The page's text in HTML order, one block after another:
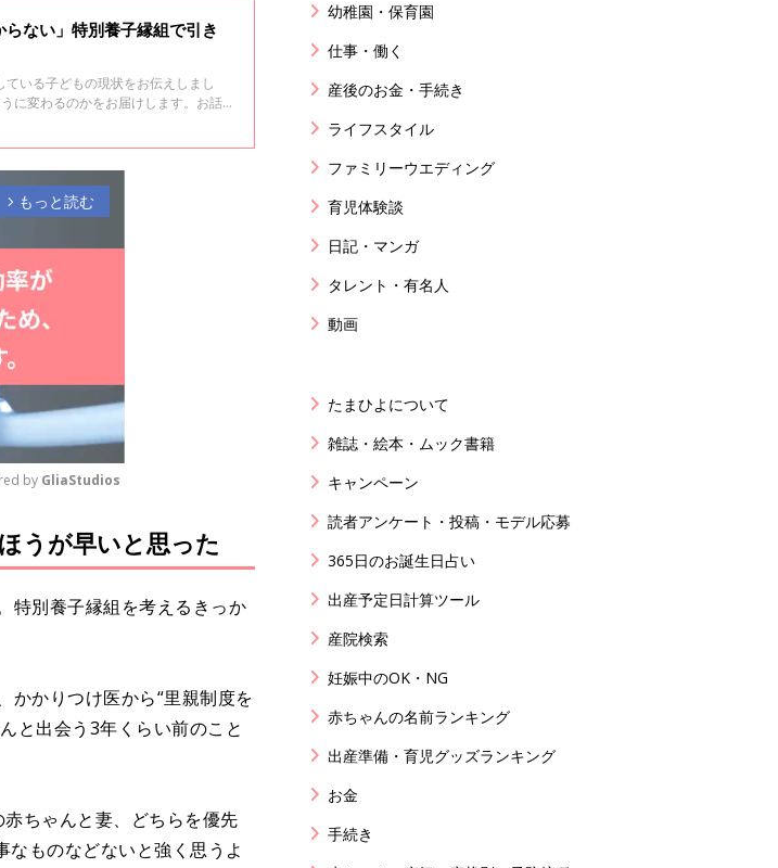
らない」特別養子縁組で引き
いる子どもの現状をお伝えしまし
に変わるのかをお届けします。お話
arrow_forward_ios もっと読む
M
u
t
by GliaStudios
うが早いと思った
特別養子縁組を考えるきっか
かかりつけ医から“里親制度を
と出会う3年くらい前のこと
ちゃんと妻、どちらを優先
ものなどないと強く思うよ
幼稚園・保育園
仕事・働く
産後のお金・手続き
ライフスタイル
ファミリーウエディング
育児体験談
日記・マンガ
タレント・有名人
動画
たまひよについて
雑誌・絵本・ムック書籍
キャンペーン
読者アンケート・投稿・モデル応募
365日のお誕生日占い
出産予定日計算ツール
産院検索
妊娠中のOK・NG
赤ちゃんの名前ランキング
出産準備・育児グッズランキング
お金
手続き